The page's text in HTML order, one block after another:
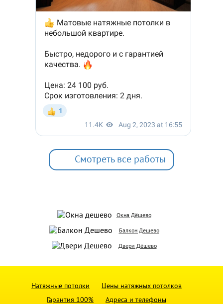
Смотреть все работы
Окна Дёшево
Балкон Дешево
Двери Дёшево
Натяжные потолки
Цены натяжных потолков
Гарантия 100%
Адреса и телефоны